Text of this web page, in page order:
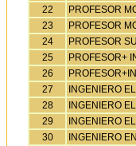
22
PROFESOR
23
PROFESOR
24
PROFESOR
25
PROFESOR+
26
27
INGENIERO
28
INGENIERO
29
INGENIERO
30
INGENIERO